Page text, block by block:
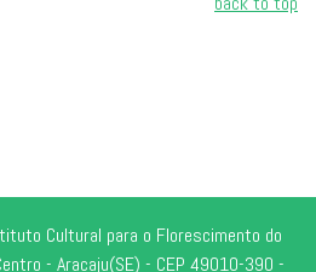
Cultural para o Florescimento do
- Aracaju(SE) - CEP 49010-390 -